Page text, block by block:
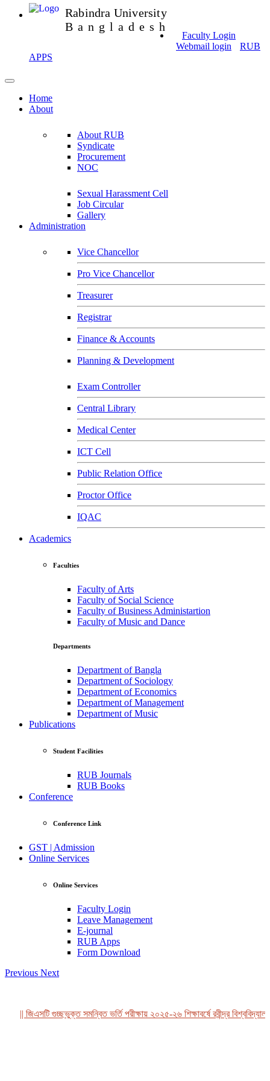
Rabindra University
Bangladesh
Faculty Login
Webmail login
RUB
APPS
Home
About
About RUB
Syndicate
Procurement
NOC
Sexual Harassment Cell
Job Circular
Gallery
Administration
Vice Chancellor
Pro Vice Chancellor
Treasurer
Registrar
Finance & Accounts
Planning & Development
Exam Controller
Central Library
Medical Center
ICT Cell
Public Relation Office
Proctor Office
IQAC
Academics
Faculties
Faculty of Arts
Faculty of Social Science
Faculty of Business Administartion
Faculty of Music and Dance
Departments
Department of Bangla
Department of Sociology
Department of Economics
Department of Management
Department of Music
Publications
Student Facilities
RUB Journals
RUB Books
Conference
Conference Link
GST | Admission
Online Services
Online Services
Faculty Login
Leave Management
E-journal
RUB Apps
Form Download
Previous Next
|| জিএসটি গুচ্ছভুক্ত সমন্বিত ভর্তি পরীক্ষায় ২০২৫-২৬ শিক্ষাবর্ষে রবীন্দ্র